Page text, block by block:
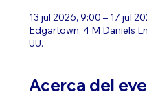
13 jul 2026, 9:00 – 17 jul
Edgartown, 4 M Daniels
UU.
Acerca del